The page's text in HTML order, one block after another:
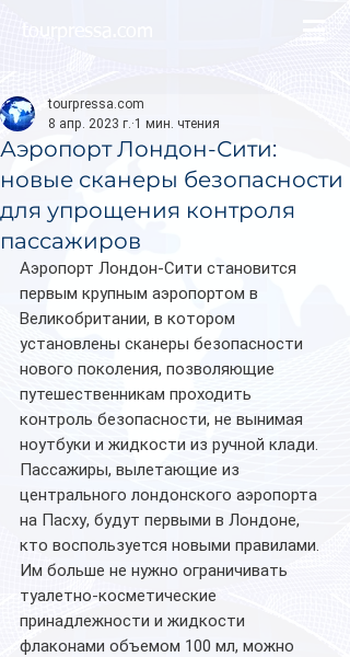
Аэропорт Лондон-Сити:
новые сканеры безопасности
для упрощения контроля
пассажиров
tourpressa.com
8 апр. 2023 г. 1 мин. чтения
Аэропорт Лондон-Сити становится
первым крупным аэропортом в
Великобритании, в котором
установлены сканеры безопасности
нового поколения, позволяющие
путешественникам проходить
контроль безопасности, не вынимая
ноутбуки и жидкости из ручной клади.
Пассажиры, вылетающие из
центрального лондонского аэропорта
на Пасху, будут первыми в Лондоне,
кто воспользуется новыми правилами.
Им больше не нужно ограничивать
туалетно-косметические
принадлежности и жидкости
флаконами объемом 100 мл, можно